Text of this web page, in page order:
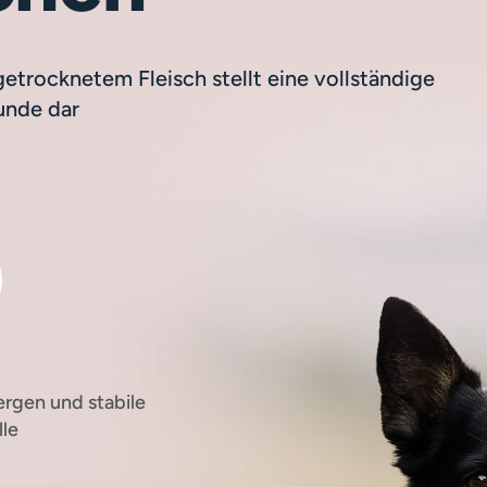
Fleisch stellt eine vollständige
dar
und stabile